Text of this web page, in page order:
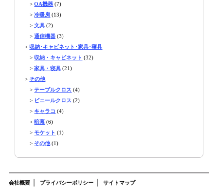
>OA機器 (7)
>冷暖房 (13)
>文具 (2)
>通信機器 (3)
>収納･キャビネット･家具･寝具
>収納・キャビネット (32)
>家具・寝具 (21)
> その他
>テーブルクロス (4)
> ビニールクロス (2)
> キャラコ (4)
>暗幕 (6)
>モケット (1)
> その他(1)
会社概要｜ プライバシーポリシー｜ サイトマップ